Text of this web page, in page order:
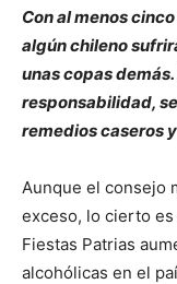
Con al menos
algún chileno
unas copas
responsabilidad,
remedios caseros
Aunque el consejo
exceso, lo cierto
Fiestas Patrias
alcohólicas en el